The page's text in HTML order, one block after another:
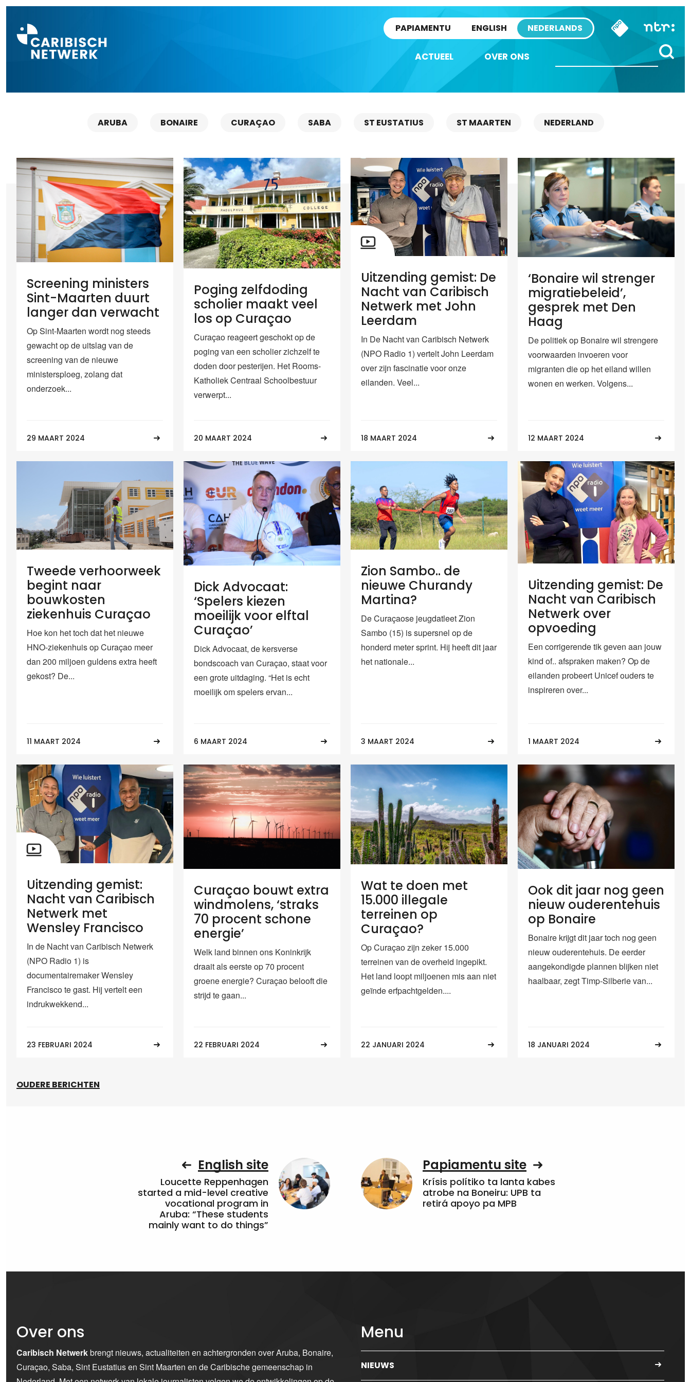
PAPIAMENTU ENGLISH NEDERLANDS
ACTUEEL OVER ONS
ARUBA BONAIRE CURAÇAO SABA ST EUSTATIUS ST MAARTEN NEDERLAND
Screening ministers
Sint-Maarten duurt
langer dan verwacht
Op Sint-Maarten wordt nog steeds
gewacht op de uitslag van de
screening van de nieuwe
ministersploeg, zolang dat
onderzoek...
29 MAART 2024
Poging zelfdoding
scholier maakt veel
los op Curaçao
Curaçao reageert geschokt op de
poging van een scholier zichzelf te
doden door pesterijen. Het Rooms-
Katholiek Centraal Schoolbestuur
verwerpt...
20 MAART 2024
Uitzending gemist: De
Nacht van Caribisch
Netwerk met John
Leerdam
In De Nacht van Caribisch Netwerk
(NPO Radio 1) vertelt John Leerdam
over zijn fascinatie voor onze
eilanden. Veel...
18 MAART 2024
‘Bonaire wil strenger
migratiebeleid’,
gesprek met Den
Haag
De politiek op Bonaire wil strengere
voorwaarden invoeren voor
migranten die op het eiland willen
wonen en werken. Volgens...
12 MAART 2024
Tweede verhoorweek
begint naar
bouwkosten
ziekenhuis Curaçao
Hoe kon het toch dat het nieuwe
HNO-ziekenhuis op Curaçao meer
dan 200 miljoen guldens extra heeft
gekost? De...
11 MAART 2024
Dick Advocaat:
‘Spelers kiezen
moeilijk voor elftal
Curaçao’
Dick Advocaat, de kersverse
bondscoach van Curaçao, staat voor
een grote uitdaging. “Het is echt
moeilijk om spelers ervan...
6 MAART 2024
Zion Sambo.. de
nieuwe Churandy
Martina?
De Curaçaose jeugdatleet Zion
Sambo (15) is supersnel op de
honderd meter sprint. Hij heeft dit jaar
het nationale...
3 MAART 2024
Uitzending gemist: De
Nacht van Caribisch
Netwerk over
opvoeding
Een corrigerende tik geven aan jouw
kind of.. afspraken maken? Op de
eilanden probeert Unicef ouders te
inspireren over...
1 MAART 2024
Uitzending gemist:
Nacht van Caribisch
Netwerk met
Wensley Francisco
In de Nacht van Caribisch Netwerk
(NPO Radio 1) is
documentairemaker Wensley
Francisco te gast. Hij vertelt een
indrukwekkend...
23 FEBRUARI 2024
Curaçao bouwt extra
windmolens, ‘straks
70 procent schone
energie’
Welk land binnen ons Koninkrijk
draait als eerste op 70 procent
groene energie? Curaçao belooft die
strijd te gaan...
22 FEBRUARI 2024
Wat te doen met
15.000 illegale
terreinen op
Curaçao?
Op Curaçao zijn zeker 15.000
terreinen van de overheid ingepikt.
Het land loopt miljoenen mis aan niet
geïnde erfpachtgelden....
22 JANUARI 2024
Ook dit jaar nog geen
nieuw ouderentehuis
op Bonaire
Bonaire krijgt dit jaar toch nog geen
nieuw ouderentehuis. De eerder
aangekondigde plannen blijken niet
haalbaar, zegt Timp-Silberie van...
18 JANUARI 2024
OUDERE BERICHTEN
English site
Loucette Reppenhagen
started a mid-level creative
vocational program in
Aruba: “These students
mainly want to do things”
Papiamentu site
Krísis polítiko ta lanta kabes
atrobe na Boneiru: UPB ta
retirá apoyo pa MPB
Over ons
Caribisch Netwerkbrengt nieuws, actualiteiten en achtergronden over Aruba, Bonaire,
Curaçao, Saba, Sint Eustatius en Sint Maarten en de Caribische gemeenschap in
Menu
NIEUWS